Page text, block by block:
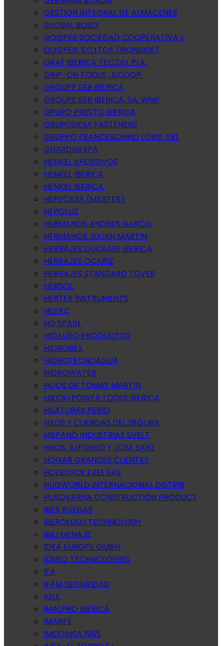
GESTION INTEGRAL DE ALMACENES
GLOBAL BOSQ
GOIZPER SOCIEDAD COOPERATIVA L
GOIZPER, S.C.LTDA (IRONSIDE)
GRAF IBERICA TEC.DEL PLA.
GRIP-ON TOOLS , S.COOP.
GROUPE SEB IBERICA
GROUPE SEB IBERICA, SA. WMF
GRUPO PRESTO IBERICA
GRUPODESA FASTENERS
GRUPPO FRANCESCHINO LORIS, SRL
GUARDINI SPA
HENKEL AHDESIVOS
HENKEL IBERICA
HENKEL IBERICA.
HEPECASA (MASTER)
HEPOLUZ
HERMANOS ANDRES GARCIA
HERMANOS JULIAN MARTIN
HERRAJES DUCASSE IBERICA
HERRAJES OCARIZ
HERRAJES STANDARD TOVER
HERSOL.
HERTER INSTRUMENTS
HEYAC
HG SPAIN.
HIDALGO PRODUCTOS
HIDROBEX
HIDROTECNOAGUA
HIDROWATER
HIJOS DE TOMAS MARTIN
HIKOKI POWER TOOLS IBERICA
HILATURAS PERIO
HILOS Y CUERDAS DEL SEGURA
HISPANO INDUSTRIAS SVELT
HNOS. ALFONSO Y JOSE SANZ
HOGAR GRANDES CLIENTES
HOZELOCK EXEL SAS
HUGWORLD INTERNACIONAL DISTRIB
HUSQVARNA CONSTRUCTION PRODUCT
IBER RUEDAS
IBEROLUSO TECHNOLOGY
IBILI MENAJE
IDEA EUROPE GMBH
IDNEO TECHNOLOGIES.
IFA
IFAM SEGURIDAD
IGLE
IMALPRO IBERICA
IMARFE
IMCOINSA 1985